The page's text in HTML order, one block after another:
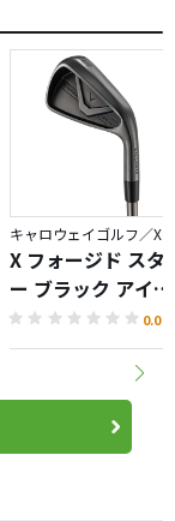
X フォージド スタ
ー ブラック アイア
ン
0.0